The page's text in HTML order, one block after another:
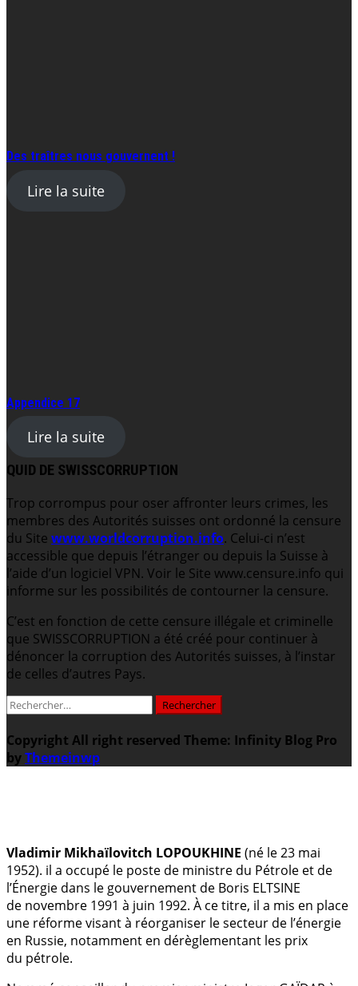
Des traîtres nous gouvernent !
Lire la suite
Appendice 17
Lire la suite
QUID DE SWISSCORRUPTION
Trop corrompus pour oser affronter leurs crimes, les
membres des Autorités suisses ont ordonné la censure
du Site www.worldcorruption.info. Celui-ci n’est
accessible que depuis l’étranger ou depuis la Suisse à
l’aide d’un logiciel VPN. Voir le Site www.censure.info qui
informe sur les possibilités de contourner la censure.
C’est en fonction de cette censure illégale et criminelle
que SWISSCORRUPTION a été créé pour continuer à
dénoncer la corruption des Autorités suisses, à l’instar
de celles d’autres Pays.
Rechercher :
Copyright All right reserved Theme: Infinity Blog Pro
byThemeinwp
Vladimir Mikhaïlovitch LOPOUKHINE (né le 23 mai
1952). il a occupé le poste de ministre du Pétrole et de
l’Énergie dans le gouvernement de Boris ELTSINE
de novembre 1991 à juin 1992. À ce titre, il a mis en place
une réforme visant à réorganiser le secteur de l’énergie
en Russie, notamment en dérèglementant les prix
du pétrole.